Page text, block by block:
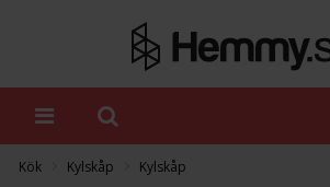
Kök Kylskåp Kylskåp